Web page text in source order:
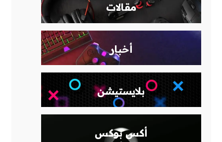
مقالات
أخبار
بلايستيشن
أكس بوكس